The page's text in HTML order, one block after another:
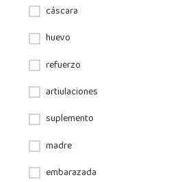
cáscara
huevo
refuerzo
artiulaciones
suplemento
madre
embarazada